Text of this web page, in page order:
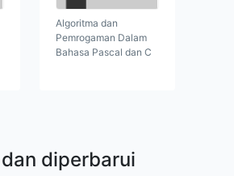
Algoritma dan
Pemrogaman Dalam
Bahasa Pascal dan C
diperbarui